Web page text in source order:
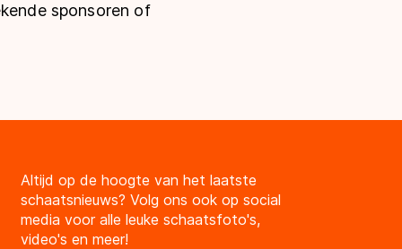
sponsoren of
Altijd op de hoogte van het laatste
schaatsnieuws? Volg ons ook op social
media voor alle leuke schaatsfoto's,
video's en meer!